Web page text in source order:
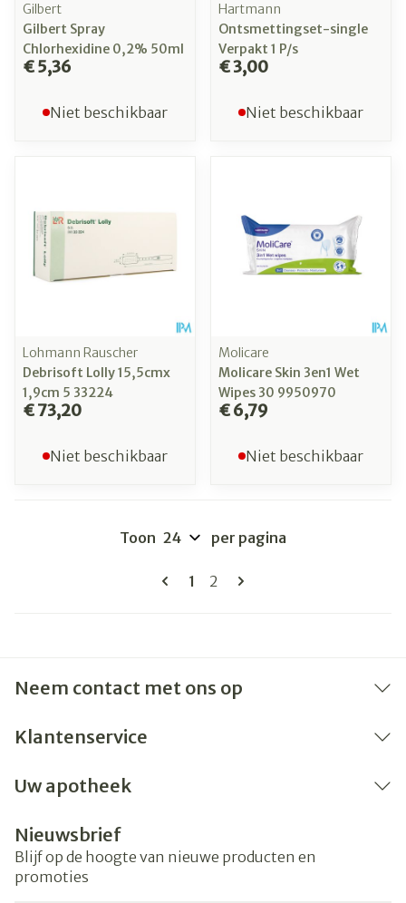
Gilbert
Gilbert Spray
Chlorhexidine 0,2% 50ml
€ 5,36
Niet beschikbaar
Hartmann
Ontsmettingset-single
Verpakt 1 P/s
€ 3,00
Niet beschikbaar
Lohmann Rauscher
Debrisoft Lolly 15,5cmx
1,9cm 5 33224
€ 73,20
Niet beschikbaar
Molicare
Molicare Skin 3en1 Wet
Wipes 30 9950970
€ 6,79
Niet beschikbaar
Pagina's
U lees momenteel pagina
1 Pagina
2
Toon per pagina
Neem contact met ons op
Klantenservice
Uw apotheek
Nieuwsbrief
Blijf op de hoogte van nieuwe producten en
promoties